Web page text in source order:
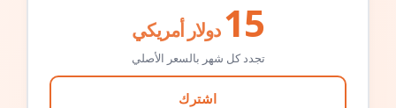
15 دولار أمريكي
تجدد كل شهر بالسعر الأصلي
اشترك